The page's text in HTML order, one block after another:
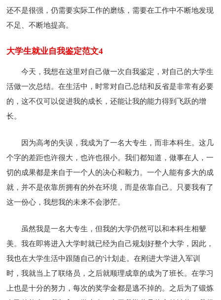
还不是很强，仍需要实际工作的磨练，需要在工作中不断地发现
不足、不断地提高。
大学生就业自我鉴定范文4
今天，我想在这里对自己做一次自我鉴定，对自己的大学生
活做一次总结。在生活中，时常对自己总结和反省是非常有必要
的，这不仅可以促进我的成长，还能让我的能力得到飞跃的增
长。
因为高考的失误，我成为了一名大专生，而非本科生。这几
个字的差距也许很大，也许也很小。我们都知道，做事在人，一
切的成果都是来自于一个人的决心和毅力。一个人能有多大的成
就，并不是依靠所拥有的外在环境，而是依靠自己。只要我有了
这一份心，我想我的未来不会渺茫。
虽然我是一名大专生，但我的大学仍然可以和本科生相颦
美。我在即将进入大学时就已经为自己规划好整个大学，因此，
我也在大学生活中跟随自己的'计划走。在刚进大学进入军训
时，我就当上了联络员，之后就顺理成章的成为了班长。在学习
上也是十分的努力，每次的奖学金都是逃不掉的。之后为了锻炼